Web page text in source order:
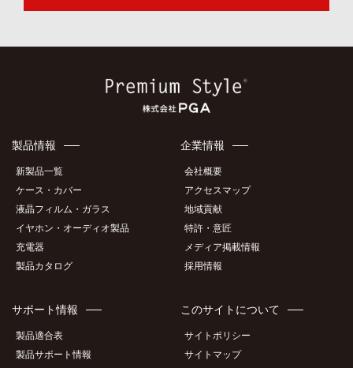
製品情報
新製品一覧
ケース・カバー
液晶フィルム・ガラス
イヤホン・オーディオ製品
充電器
製品カタログ
企業情報
会社概要
アクセスマップ
地域貢献
特許・意匠
メディア掲載情報
採用情報
サポート情報
製品適合表
製品サポート情報
このサイトについて
サイトポリシー
サイトマップ